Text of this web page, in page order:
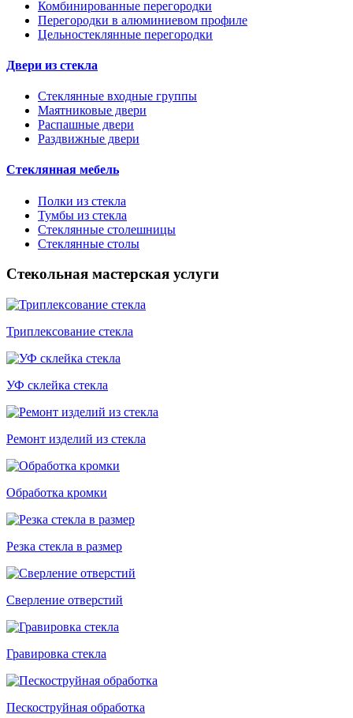
Комбинированные перегородки
Перегородки в алюминиевом профиле
Цельностеклянные перегородки
Двери из стекла
Стеклянные входные группы
Маятниковые двери
Распашные двери
Раздвижные двери
Стеклянная мебель
Полки из стекла
Тумбы из стекла
Стеклянные столешницы
Стеклянные столы
Стекольная мастерская услуги
Триплексование стекла
УФ склейка стекла
Ремонт изделий из стекла
Обработка кромки
Резка стекла в размер
Сверление отверстий
Гравировка стекла
Пескоструйная обработка